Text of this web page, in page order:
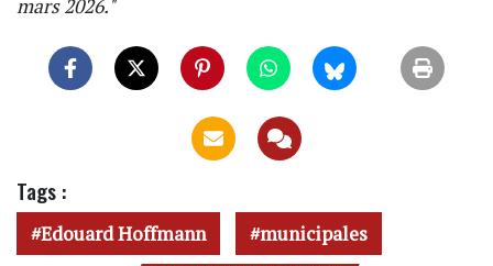
mars 2026."
Tags :
Edouard Hoffmann municipales